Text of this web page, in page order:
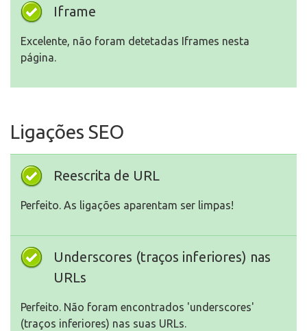
Iframe
Excelente, não foram detetadas Iframes nesta
página.
Ligações SEO
Reescrita de URL
Perfeito. As ligações aparentam ser limpas!
Underscores (traços inferiores) nas
URLs
Perfeito. Não foram encontrados 'underscores'
(traços inferiores) nas suas URLs.